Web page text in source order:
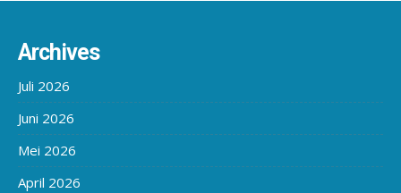
Archives
Juli 2026
Juni 2026
Mei 2026
April 2026